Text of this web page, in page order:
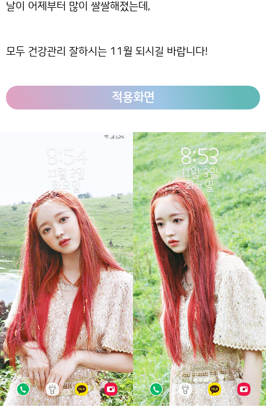
날이 어제부터 많이 쌀쌀해졌는데,
모두 건강관리 잘하시는 11월 되시길 바랍니다!
적용화면